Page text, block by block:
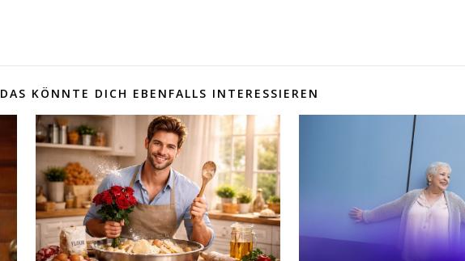
DAS KÖNNTE DICH EBENFALLS INTERESSIEREN